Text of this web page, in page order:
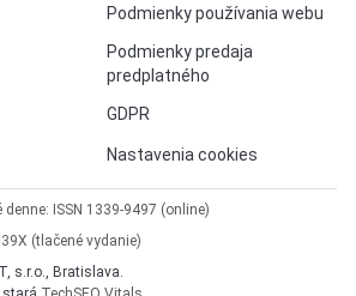
Podmienky používania webu
Podmienky predaja
predplatného
GDPR
Nastavenia cookies
ISSN 1339-9497 (online)
(tlačené vydanie)
s.r.o., Bratislava.